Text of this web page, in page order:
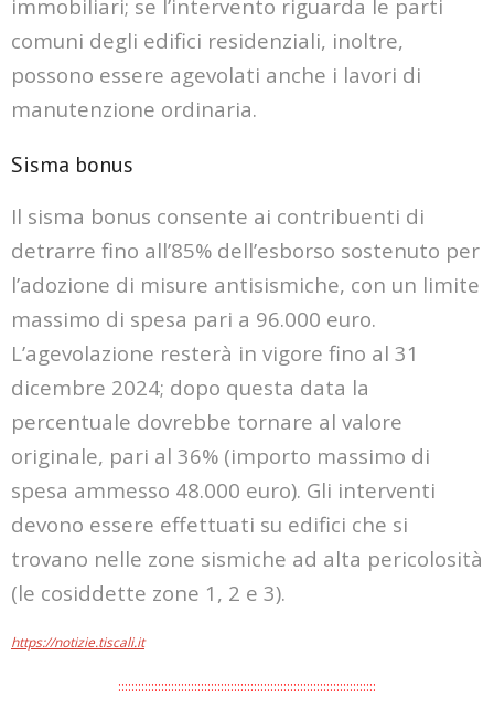
immobiliari; se l’intervento riguarda le parti
comuni degli edifici residenziali, inoltre,
possono essere agevolati anche i lavori di
manutenzione ordinaria.
Sisma bonus
Il sisma bonus consente ai contribuenti di
detrarre fino all’85% dell’esborso sostenuto per
l’adozione di misure antisismiche, con un limite
massimo di spesa pari a 96.000 euro.
L’agevolazione resterà in vigore fino al 31
dicembre 2024; dopo questa data la
percentuale dovrebbe tornare al valore
originale, pari al 36% (importo massimo di
spesa ammesso 48.000 euro). Gli interventi
devono essere effettuati su edifici che si
trovano nelle zone sismiche ad alta pericolosità
(le cosiddette zone 1, 2 e 3).
https://notizie.tiscali.it
::::::::::::::::::::::::::::::::::::::::::::::::::::::::::::::::::::::::::::::